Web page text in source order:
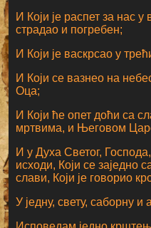
И Који је распет за нас
страдао и погребен;
И Који је васкрсао у
И Који се вазнео на
Оца;
И Који ће опет доћи са
мртвима, и Његовом
И у Духа Светог,
исходи, Који се
слави, Који је говорио
У једну, свету, саборну и